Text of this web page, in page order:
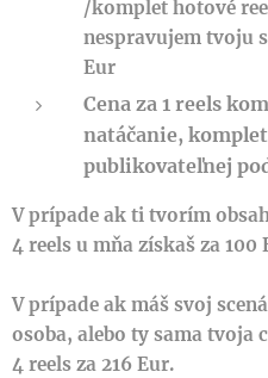
/komplet hotové
nespravujem tvoju
Eur
Cena za 1 reels
natáčanie,
publikovateľnej
V prípade ak ti tvorím
4 reels u mňa získaš za 100
V prípade ak máš svoj
osoba, alebo ty sama tvoja
4 reels za 216 Eur.